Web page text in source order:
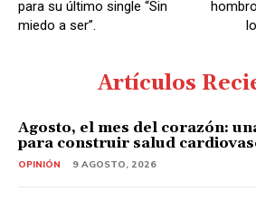
para su último single “Sin
miedo a ser”.
Artículos
Agosto, el mes del corazón:
para construir salud
OPINIÓN 9 AGOSTO, 2026